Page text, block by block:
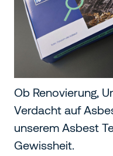
Ob Renovierung,
Verdacht auf
unserem Asbest
Gewissheit.